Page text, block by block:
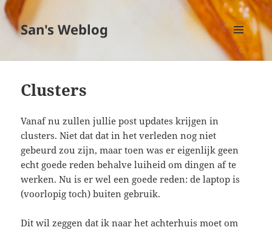
San's Weblog
MENU
EN
Clusters
Vanaf nu zullen jullie post updates krijgen in
clusters. Niet dat dat in het verleden nog niet
gebeurd zou zijn, maar toen was er eigenlijk geen
echt goede reden behalve luiheid om dingen af te
werken. Nu is er wel een goede reden: de laptop is
(voorlopig toch) buiten gebruik.
Dit wil zeggen dat ik naar het achterhuis moet om